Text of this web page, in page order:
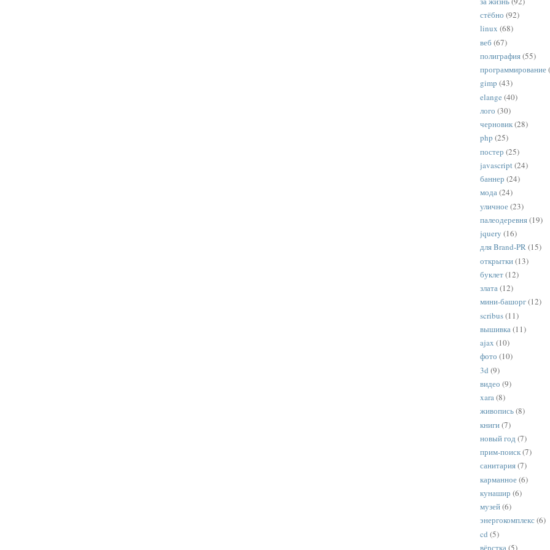
стёбно (92)
linux (68)
веб (67)
полиграфия(55)
программирование
gimp (43)
elange (40)
лого (30)
черновик(28)
php (25)
постер (25)
javascript(24)
баннер (24)
мода(24)
уличное(23)
палеодеревня(19)
jquery (16)
для Brand-PR(15)
открытки(13)
буклет(12)
злата(12)
мини-башорг(12)
scribus(11)
вышивка(11)
ajax (10)
фото (10)
3d (9)
видео (9)
xara(8)
живопись(8)
книги(7)
новый год (7)
прим-поиск(7)
санитария(7)
карманное(6)
кунашир (6)
музей(6)
энергокомплекс(6)
cd (5)
вёрстка (5)